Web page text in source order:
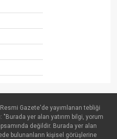
Gazete'de yayımlanan tebliği
"Burada yer alan yatırım bilgi, yorum
değildir. Burada yer alan
bulunanların kişisel görüşlerine